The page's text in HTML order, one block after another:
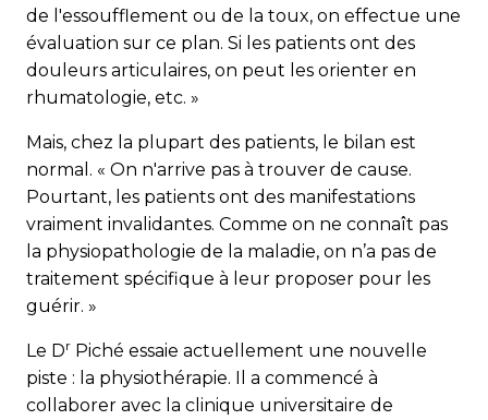
de l'essoufflement ou de la toux, on effectue une
évaluation sur ce plan. Si les patients ont des
douleurs articulaires, on peut les orienter en
rhumatologie, etc. »
Mais, chez la plupart des patients, le bilan est
normal. « On n'arrive pas à trouver de cause.
Pourtant, les patients ont des manifestations
vraiment invalidantes. Comme on ne connaît pas
la physiopathologie de la maladie, on n’a pas de
traitement spécifique à leur proposer pour les
guérir. »
Le Dr Piché essaie actuellement une nouvelle
piste : la physiothérapie. Il a commencé à
collaborer avec la clinique universitaire de